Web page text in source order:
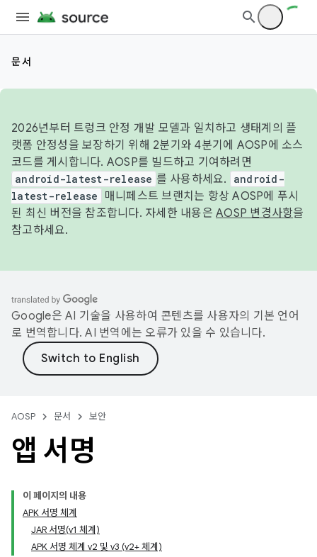
문서
2026년부터 트렁크 안정 개발 모델과 일치하고 생태계의 플
랫폼 안정성을 보장하기 위해 2분기와 4분기에 AOSP에 소스
코드를 게시합니다. AOSP를 빌드하고 기여하려면
android-latest-release 를 사용하세요.
android-
latest-release
매니페스트 브랜치는 항상 AOSP에 푸시
된 최신 버전을 참조합니다. 자세한 내용은 AOSP 변경사항을
참고하세요.
Google은 AI 기술을 사용하여 콘텐츠를 사용자의 기본 언어
로 번역합니다. AI 번역에는 오류가 있을 수 있습니다.
AOSP 문서 보안
앱 서명
이 페이지의 내용
APK 서명 체계
JAR 서명(v1 체계)
APK 서명 체계 v2 및 v3 (v2+ 체계)